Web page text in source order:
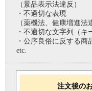
（景品表示法違反）
・不適切な表現
（薬機法、健康増進法
・不適切な文字列（キ
・公序良俗に反する商
etc.
注文後の